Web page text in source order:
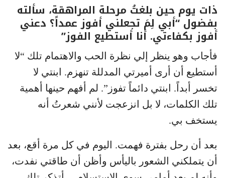
ذات يوم حين بلغتُ مرحلة المراهقة، سألته
بفضول “أبي لِمَ تجعلني أفوز عمداً؟ دعني
أفوز بكفاءتي. أنا أستطيع الفوز”
فأجاب وهو ينظر إلي نظرة الحب والاهتمام تلك “لا
أستطيع أن أرى أميرتي المدللة تنهزم. ابنتي لا
تخسر أبداً. ابنتي دائماً تفوز”. لم أفهم حينها أهمية
تلك الكلمات، لا بل انزعجت لأنني شعرتُ أنه
يستخف بي.
بعد أن رحل بفترة فهمت. اليوم في كل مرة أقع، بعد
أن يتملكني الشعور باليأس وأظن أن طاقتي نفدت،